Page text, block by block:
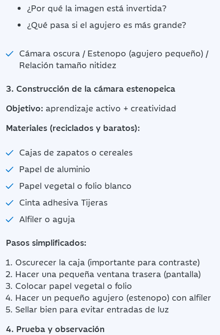
¿Por qué la imagen está invertida?
¿Qué pasa si el agujero es más grande?
Cámara oscura / Estenopo (agujero pequeño) /
Relación tamaño nitidez
3. Construcción de la cámara estenopeica
Objetivo: aprendizaje activo + creatividad
Materiales (reciclados y baratos):
Cajas de zapatos o cereales
Papel de aluminio
Papel vegetal o folio blanco
Cinta adhesiva Tijeras
Alfiler o aguja
Pasos simplificados:
Oscurecer la caja (importante para contraste)
Hacer una pequeña ventana trasera (pantalla)
Colocar papel vegetal o folio
Hacer un pequeño agujero (estenopo) con alfiler
Sellar bien para evitar entradas de luz
4. Prueba y observación